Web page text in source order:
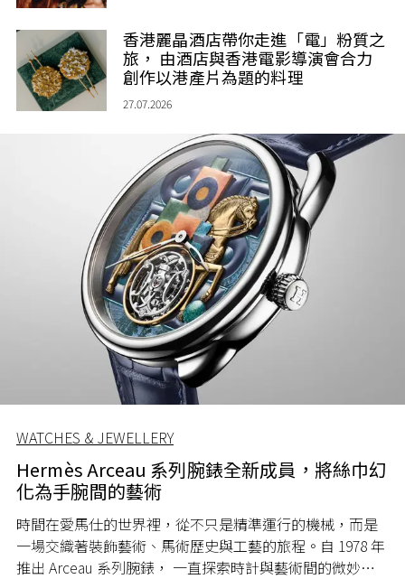
香港麗晶酒店帶你走進「電」粉質之
旅， 由酒店與香港電影導演會合力
創作以港產片為題的料理
27.07.2026
WATCHES & JEWELLERY
Hermès Arceau 系列腕錶全新成員，將絲巾幻
化為手腕間的藝術
時間在愛馬仕的世界裡，從不只是精準運行的機械，而是
一場交織著裝飾藝術、馬術歷史與工藝的旅程。自 1978 年
推出 Arceau 系列腕錶， 一直探索時計與藝術間的微妙關